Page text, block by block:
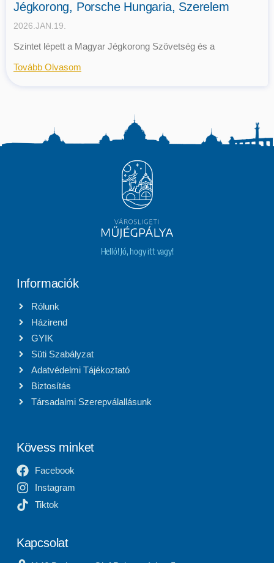
Jégkorong, Porsche Hungaria, Szerelem
2026.JAN.19.
Szintet lépett a Magyar Jégkorong Szövetség és a
Tovább Olvasom
Helló! Jó, hogy itt vagy!
Informaciók
Rólunk
Házirend
GYIK
Süti Szabályzat
Adatvédelmi Tájékoztató
Biztosítás
Társadalmi Szerepválallásunk
Kövess minket
Facebook
Instagram
Tiktok
Kapcsolat